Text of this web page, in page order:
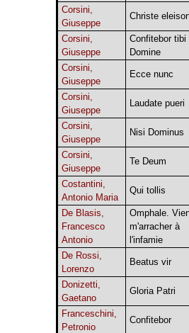
Corsini,
Giuseppe
Christe
Corsini,
Giuseppe
Confitebor tibi
Domine
Corsini,
Giuseppe
Ecce nunc
Corsini,
Giuseppe
Laudate pueri
Corsini,
Giuseppe
Nisi Dominus
Corsini,
Giuseppe
Te Deum
Costantini,
Antonio Maria
Qui tollis
De Blasis,
Francesco
Antonio
Omphale.
m'arracher à
l'infamie
De Rossi,
Lorenzo
Beatus vir
Donizetti,
Gaetano
Gloria Patri
Franceschini,
Petronio
Confitebor